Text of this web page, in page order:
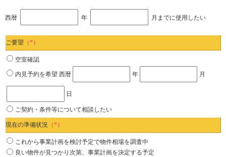
西暦 年 月までに使用したい
ご要望 （*）
空室確認
内見予約を希望 西暦 年 月
日
ご契約・条件等について相談したい
現在の準備状況 （*）
これから事業計画を検討予定で物件相場を調査中
良い物件が見つかり次第、事業計画を決定する予定